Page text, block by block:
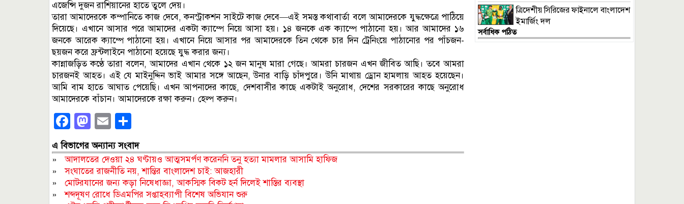
এজেন্সি দুজন রাশিয়ানের হাতে তুলে দেয়।
তারা আমাদেরকে কম্পানিতে কাজ দেবে, কনস্ট্রাকশন সাইটে কাজ দেবে—এই সমস্ত কথাবার্তা বলে আমাদেরকে যুদ্ধক্ষেত্রে পাঠিয়ে
দিয়েছে। এখানে আসার পরে আমাদের একটা ক্যাম্পে নিয়ে আসা হয়। ১৪ জনকে এক ক্যাম্পে পাঠানো হয়। আর আমাদের ১৬
জনকে আরেক ক্যাম্পে পাঠানো হয়। এখানে নিয়ে আসার পর আমাদেরকে তিন থেকে চার দিন ট্রেনিংয়ে পাঠানোর পর পাঁচজন-
ছয়জন করে ফ্রন্টলাইনে পাঠানো হয়েছে যুদ্ধ করার জন্য।
কান্নাজড়িত কণ্ঠে তারা বলেন, আমাদের এখান থেকে ১২ জন মানুষ মারা গেছে। আমরা চারজন এখন জীবিত আছি। তবে আমরা
চারজনই আহত। এই যে মাইনুদ্দিন ভাই আমার সঙ্গে আছেন, উনার বাড়ি চাঁদপুরে। উনি মাথায় ড্রোন হামলায় আহত হয়েছেন।
আমি বাম হাতে আঘাত পেয়েছি। এখন আপনাদের কাছে, দেশবাসীর কাছে একটাই অনুরোধ, দেশের সরকারের কাছে অনুরোধ
আমাদেরকে বাঁচান। আমাদেরকে রক্ষা করুন। হেল্প করুন।
Facebook
Mastodon
Email
এ বিভাগের অন্যান্য সংবাদ
»আদালতের দেওয়া ২৪ ঘণ্টায়ও আত্মসমর্পণ করেননি তনু হত্যা মামলার আসামি হাফিজ
»সংঘাতের রাজনীতি নয়, শান্তির বাংলাদেশ চাই: আজহারী
» মোটরযানের জন্য কড়া নিষেধাজ্ঞা, আকস্মিক বিকট হর্ন দিলেই শাস্তির ব্যবস্থা
»শব্দদূষণ রোধে ডিএমপির সপ্তাহব্যাপী বিশেষ অভিযান শুরু
ত্রিদেশীয় সিরিজের ফাইনালে বাংলাদেশ
ইমার্জিং দল
সর্বাধিক পঠিত